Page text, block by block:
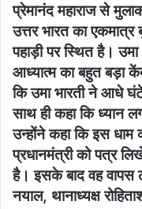
प्रेमानंद महाराज से
उत्तर भारत का
पहाड़ी पर स्थित है।
आध्यात्म का बहुत बड़ा
कि उमा भारती ने आधे
साथ ही कहा कि ध्यान
उन्होंने कहा कि इस
प्रधानमंत्री को पत्र
है। इसके बाद वह वापस
नयाल, थानाध्यक्ष